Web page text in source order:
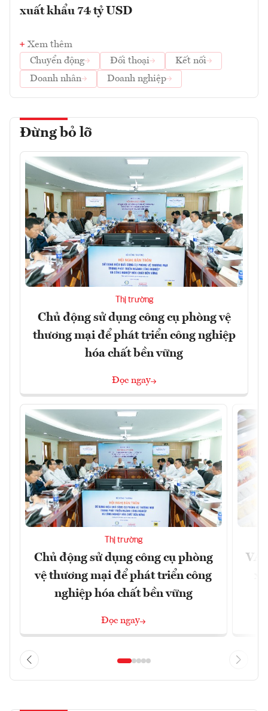
xuất khẩu 74 tỷ USD
Xem thêm
Chuyển động
Đối thoại
Kết nối
Doanh nhân
Doanh nghiệp
Đừng bỏ lỡ
Thị trường
Chủ động sử dụng công cụ phòng vệ
thương mại để phát triển công nghiệp
hóa chất bền vững
Đọc ngay
Thị trường
Chủ động sử dụng công cụ phòng
vệ thương mại để phát triển công
nghiệp hóa chất bền vững
Đọc ngay